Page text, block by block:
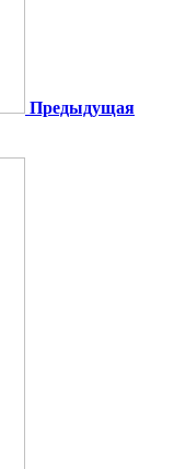
Предыдущая